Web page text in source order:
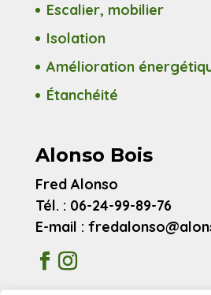
Escalier, mobilier
Isolation
Amélioration
Étanchéité
Alonso Bois
Fred Alonso
Tél. : 06-24-99-89-76
E-mail :